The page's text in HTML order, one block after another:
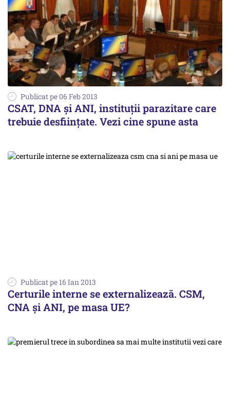
Publicat pe 06 Feb 2013
CSAT, DNA și ANI, instituții parazitare care
trebuie desființate. Vezi cine spune asta
Publicat pe 16 Ian 2013
Certurile interne se externalizează. CSM,
CNA și ANI, pe masa UE?